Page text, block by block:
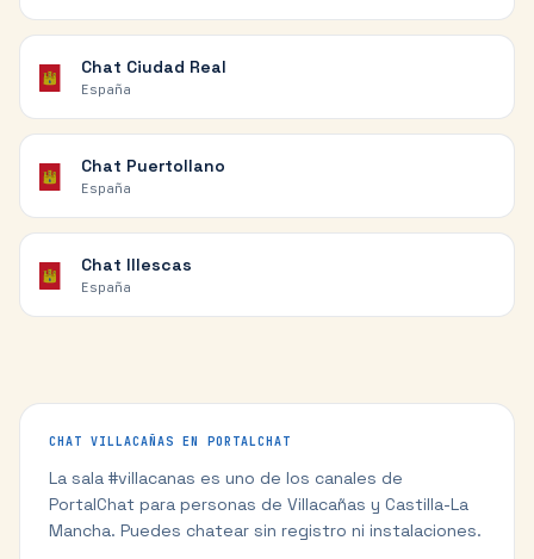
Chat Ciudad Real
España
Chat Puertollano
España
Chat Illescas
España
CHAT VILLACAÑAS EN PORTALCHAT
La sala #villacanas es uno de los canales de
PortalChat para personas de Villacañas y Castilla-La
Mancha. Puedes chatear sin registro ni instalaciones.